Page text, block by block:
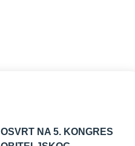
OSVRT NA 5. KONGRES